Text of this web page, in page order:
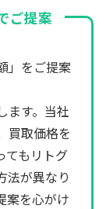
ご提案
」をご提案
ます。当社
買取価格を
てもリトグ
法が異なり
案を心がけ